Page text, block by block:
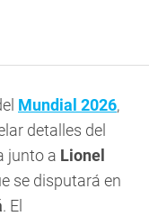
Mundial 2026,
detalles del
junto a Lionel
se disputará en
. El